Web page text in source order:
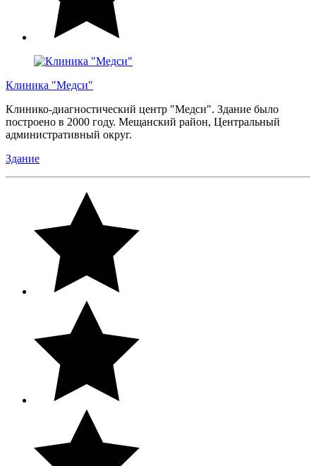
Клиника "Медси"
Клинико-диагностический центр "Медси". Здание было
построено в 2000 году. Мещанский район, Центральный
административный округ.
Здание